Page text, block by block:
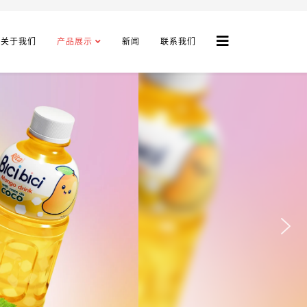
关于我们 产品展示 新闻 联系我们